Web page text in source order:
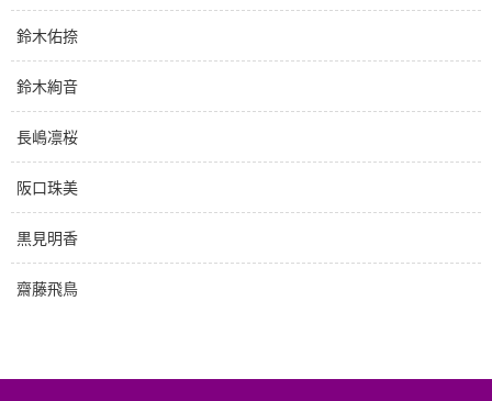
鈴木佑捺
鈴木絢音
長嶋凛桜
阪口珠美
黒見明香
齋藤飛鳥